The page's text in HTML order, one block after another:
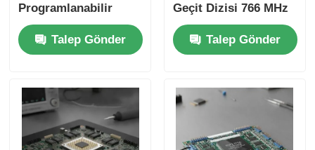
Programlanabilir
Geçit Dizisi 22uF
Tantalum
Kondensatörü ve 6
Zamanı ile
Talep Gönder
Geçit Dizisi 766 MHz
Maksimum Saat
Frekansı 229 Kbit
Dağıtılmış RAM ve 2
Talep Gönder